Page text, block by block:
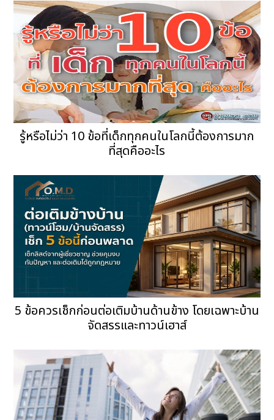
รู้หรือไม่ว่า 10 ข้อที่เด็กทุกคนในโลกนี้ต้องการมาก
ที่สุดคืออะไร
5 ข้อควรเช็กก่อนต่อเติมบ้านด้านข้าง โดยเฉพาะบ้าน
จัดสรรและทาวน์เฮาส์